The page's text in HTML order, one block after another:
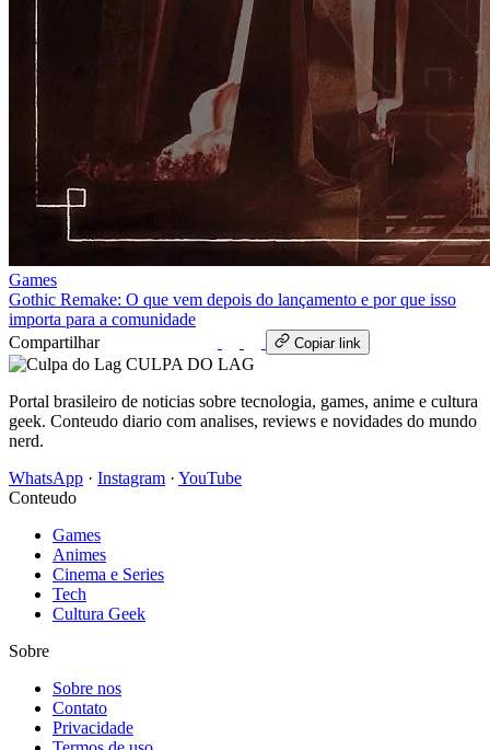
Games
Gothic Remake: O que vem depois do lançamento e por que isso
importa para a comunidade
Compartilhar
Copiar link
CULPA DO LAG
Portal brasileiro de noticias sobre tecnologia, games, anime e cultura
geek. Conteudo diario com analises, reviews e novidades do mundo
nerd.
WhatsApp · Instagram · YouTube
Conteudo
Games
Animes
Cinema e Series
Tech
Cultura Geek
Sobre
Sobre nos
Contato
Privacidade